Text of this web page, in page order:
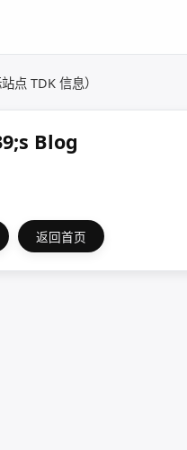
点 TDK 信息）
Blog
返回首页